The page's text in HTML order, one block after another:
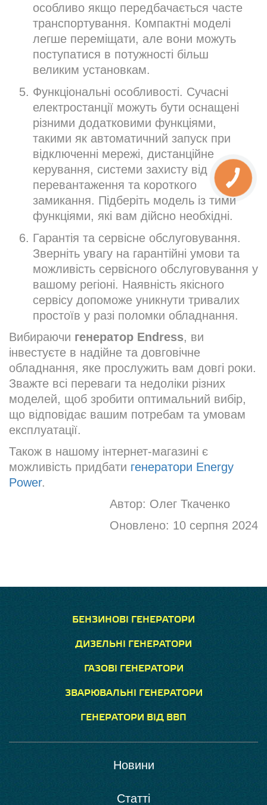
особливо якщо передбачається часте
транспортування. Компактні моделі
легше переміщати, але вони можуть
поступатися в потужності більш
великим установкам.
Функціональні особливості. Сучасні
електростанції можуть бути оснащені
різними додатковими функціями,
такими як автоматичний запуск при
відключенні мережі, дистанційне
керування, системи захисту від
перевантаження та короткого
замикання. Підберіть модель із тими
функціями, які вам дійсно необхідні.
Гарантія та сервісне обслуговування.
Зверніть увагу на гарантійні умови та
можливість сервісного обслуговування у
вашому регіоні. Наявність якісного
сервісу допоможе уникнути тривалих
простоїв у разі поломки обладнання.
Вибираючи генератор Endress, ви
інвестуєте в надійне та довговічне
обладнання, яке прослужить вам довгі роки.
Зважте всі переваги та недоліки різних
моделей, щоб зробити оптимальний вибір,
що відповідає вашим потребам та умовам
експлуатації.
Також в нашому інтернет-магазині є
можливість придбати генератори Energy
Power.
Автор: Олег Ткаченко
Оновлено: 10 серпня 2024
БЕНЗИНОВІ ГЕНЕРАТОРИ
ДИЗЕЛЬНІ ГЕНЕРАТОРИ
ГАЗОВІ ГЕНЕРАТОРИ
ЗВАРЮВАЛЬНІ ГЕНЕРАТОРИ
ГЕНЕРАТОРИ ВІД ВВП
Новини
Статті